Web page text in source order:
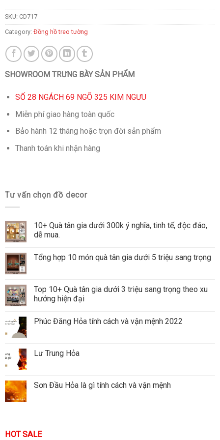
SKU: CD717
Category: Đồng hồ treo tường
SHOWROOM TRƯNG BÀY SẢN PHẨM
SỐ 28 NGÁCH 69 NGÕ 325 KIM NGƯU
Miễn phí giao hàng toàn quốc
Bảo hành 12 tháng hoặc trọn đời sản phẩm
Thanh toán khi nhận hàng
Tư vấn chọn đồ decor
10+ Quà tân gia dưới 300k ý nghĩa, tinh tế, độc đáo,
dễ mua.
Tổng hợp 10 món quà tân gia dưới 5 triệu sang trọng
Top 10+ Quà tân gia dưới 3 triệu sang trọng theo xu
hướng hiện đại
Phúc Đăng Hỏa tính cách và vận mệnh 2022
Lư Trung Hỏa
Sơn Đầu Hỏa là gì tính cách và vận mệnh
HOT SALE